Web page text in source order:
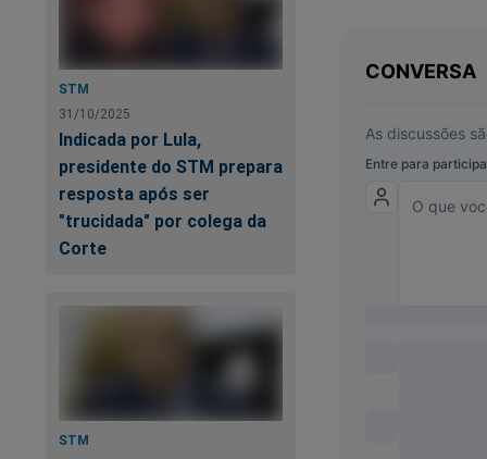
STM
31/10/2025
Indicada por Lula,
presidente do STM prepara
resposta após ser
"trucidada" por colega da
Corte
STM
Você quer ajudar